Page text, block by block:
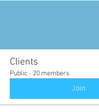
Clients
Public · 20 members
Join